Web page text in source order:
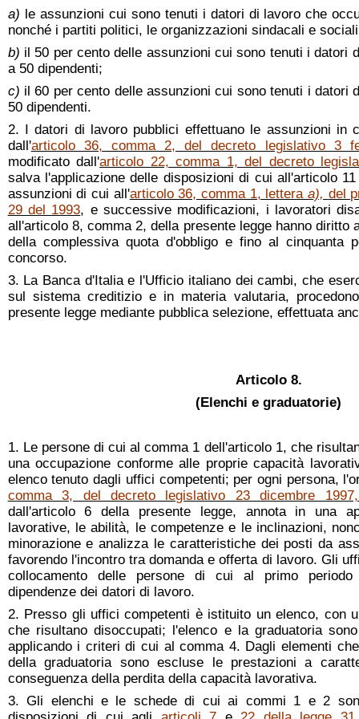
a) le assunzioni cui sono tenuti i datori di lavoro che
nonché i partiti politici, le organizzazioni sindacali e
b) il 50 per cento delle assunzioni cui sono tenuti i datori
a 50 dipendenti;
c) il 60 per cento delle assunzioni cui sono tenuti i datori
50 dipendenti.
2. I datori di lavoro pubblici effettuano le assunzioni in
dall'articolo 36, comma 2, del decreto legislativo 3
modificato dall'articolo 22, comma 1, del decreto
salva l'applicazione delle disposizioni di cui all'articolo
assunzioni di cui all'articolo 36, comma 1, letteraa), del
29 del 1993, e successive modificazioni, i lavoratori
all'articolo 8, comma 2, della presente legge hanno diritto
della complessiva quota d'obbligo e fino al cinquanta
concorso.
3. La Banca d'Italia e l'Ufficio italiano dei cambi, che
sul sistema creditizio e in materia valutaria,
presente legge mediante pubblica selezione, effettuata
Articolo 8.
(Elenchi e graduatorie)
1. Le persone di cui al comma 1 dell'articolo 1, che
una occupazione conforme alle proprie capacità
elenco tenuto dagli uffici competenti; per ogni persona,
comma 3, del decreto legislativo 23 dicembre
dall'articolo 6 della presente legge, annota in una
lavorative, le abilità, le competenze e le inclinazioni,
minorazione e analizza le caratteristiche dei posti da
favorendo l'incontro tra domanda e offerta di lavoro. Gli
collocamento delle persone di cui al primo
dipendenze dei datori di lavoro.
2. Presso gli uffici competenti è istituito un elenco, con
che risultano disoccupati; l'elenco e la graduatoria
applicando i criteri di cui al comma 4. Dagli elementi
della graduatoria sono escluse le prestazioni a
conseguenza della perdita della capacità lavorativa.
3. Gli elenchi e le schede di cui ai commi 1 e 2